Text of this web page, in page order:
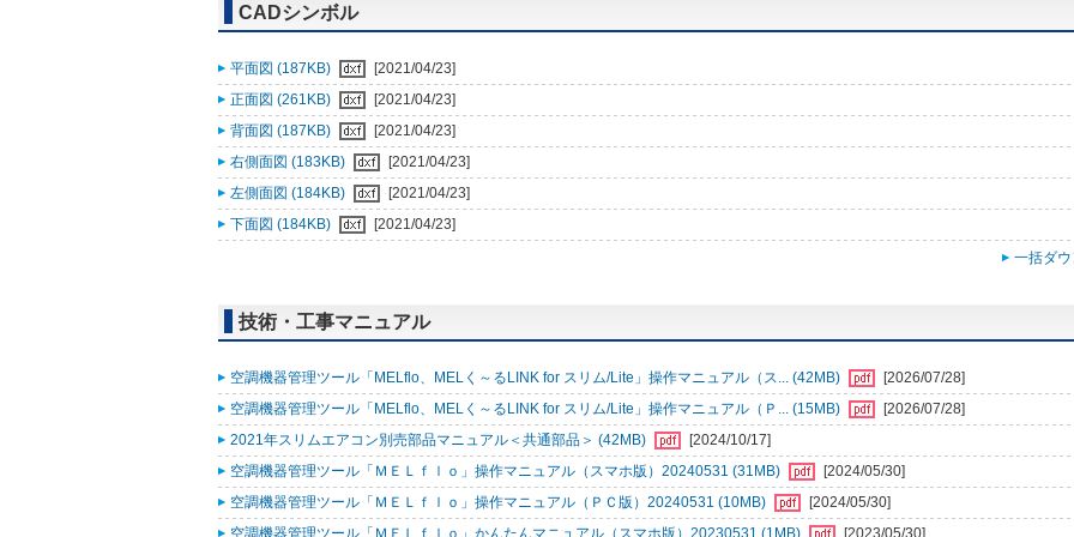
CADシンボル
平面図 (187KB)
[2021/04/23]
正面図 (261KB)
[2021/04/23]
背面図 (187KB)
[2021/04/23]
右側面図 (183KB)
[2021/04/23]
左側面図 (184KB)
[2021/04/23]
下面図 (184KB)
[2021/04/23]
一括ダ
技術・工事マニュアル
空調機器管理ツール「MELflo、MELく～るLINK for スリム/Lite」操作マニュアル（ス... (42MB)
[2026/07/28]
空調機器管理ツール「MELflo、MELく～るLINK for スリム/Lite」操作マニュアル（Ｐ... (15MB)
[2026/07/28]
2021年スリムエアコン別売部品マニュアル＜共通部品＞ (42MB)
[2024/10/17]
空調機器管理ツール「ＭＥＬｆｌｏ」操作マニュアル（スマホ版）20240531 (31MB)
[2024/05/30]
空調機器管理ツール「ＭＥＬｆｌｏ」操作マニュアル（ＰＣ版）20240531 (10MB)
[2024/05/30]
空調機器管理ツール「ＭＥＬｆｌｏ」かんたんマニュアル（スマホ版）20230531 (1MB)
[2023/05/30]